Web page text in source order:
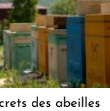
des abeilles